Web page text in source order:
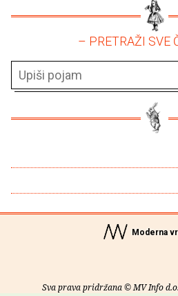
– PRETRAŽI SVE
Moderna
Sva prava pridržana © MV Info